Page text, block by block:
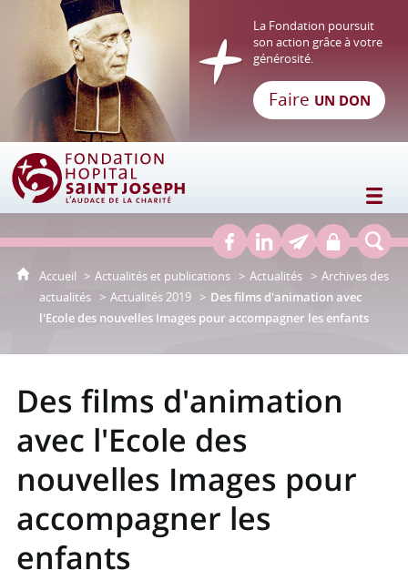
Fondation Hôpital Saint Joseph
La Fondation poursuit
son action grâce à votre
générosité.
Faire UN DON
Accueil Actualités et publications Actualités
Archives des
actualités
Actualités 2019
Des films d'animation avec
l'Ecole des nouvelles Images pour accompagner les enfants
Des films d'animation
avec l'Ecole des
nouvelles Images pour
accompagner les
enfants